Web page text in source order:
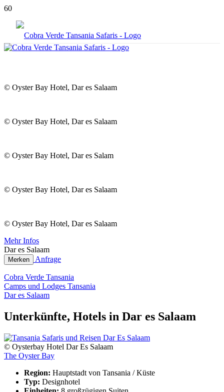
© Oyster Bay Hotel, Dar es Salaam
© Oyster Bay Hotel, Dar es Salaam
© Oyster Bay Hotel, Dar es Salam
© Oyster Bay Hotel, Dar es Salaam
© Oyster Bay Hotel, Dar es Salaam
Mehr Infos
Dar es Salaam
Merken Anfrage
Cobra Verde Tansania
Camps und Lodges Tansania
Dar es Salaam
Unterkünfte, Hotels in Dar es Salaam
© Oysterbay Hotel Dar Es Salaam
The Oyster Bay
Region: Hauptstadt von Tansania / Küste
Typ: Designhotel